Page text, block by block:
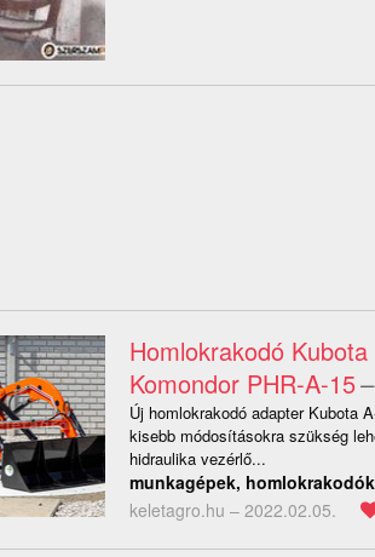
Homlokrakodó
Komondor PHR-A-15
Új homlokrakodó adapter Kubota
kisebb módosításokra szükség
hidraulika vezérlő...
munkagépek, homlokrakodók
keletagro.hu – 2022.02.05.